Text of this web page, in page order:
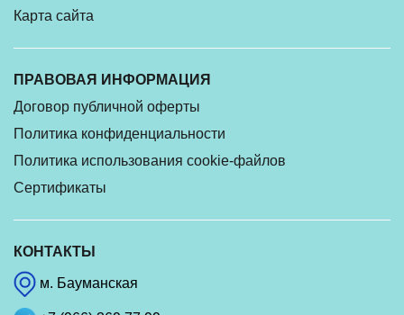
Карта сайта
ПРАВОВАЯ ИНФОРМАЦИЯ
Договор публичной оферты
Политика конфиденциальности
Политика использования cookie-файлов
Сертификаты
КОНТАКТЫ
м. Бауманская